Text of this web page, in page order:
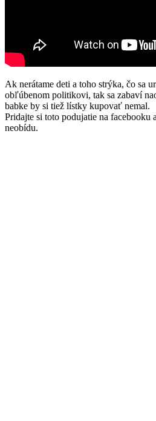
Ak nerátame deti a toho strýka, čo sa
obľúbenom politikovi, tak sa zabaví
babke by si tiež lístky kupovať nemal.
Pridajte si toto podujatie na facebooku
neobídu.